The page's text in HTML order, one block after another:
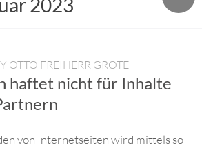
2023
OTTO FREIHERR GROTE
haftet nicht für Inhalte
von Internetseiten wird mittels so